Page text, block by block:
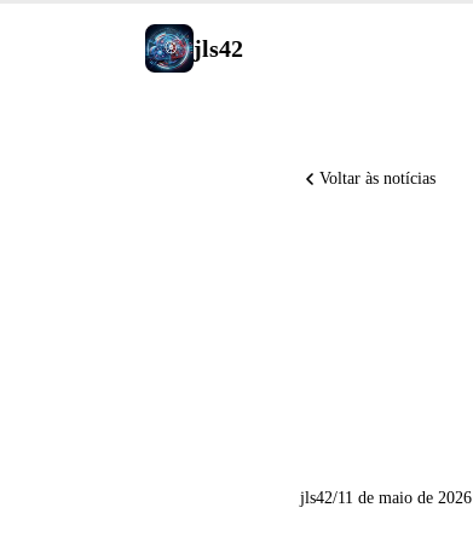
jls42
Voltar às notícias
jls42/11 de maio de 2026